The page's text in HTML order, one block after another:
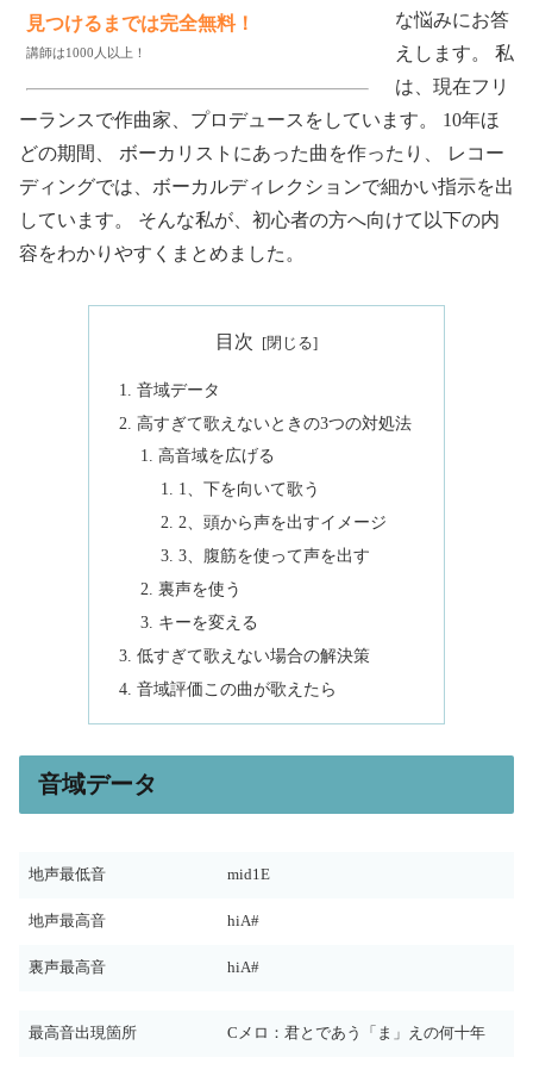
見つけるまでは完全無料！
講師は1000人以上！
な悩みにお答
えします。 私
は、現在フリ
ーランスで作曲家、プロデュースをしています。 10年ほ
どの期間、 ボーカリストにあった曲を作ったり、 レコー
ディングでは、ボーカルディレクションで細かい指示を出
しています。 そんな私が、初心者の方へ向けて以下の内
容をわかりやすくまとめました。
目次
音域データ
高すぎて歌えないときの3つの対処法
高音域を広げる
1、下を向いて歌う
2、頭から声を出すイメージ
3、腹筋を使って声を出す
裏声を使う
キーを変える
低すぎて歌えない場合の解決策
音域評価この曲が歌えたら
音域データ
地声最低音 mid1E
地声最高音 hiA#
裏声最高音 hiA#
最高音出現箇所 Cメロ：君とであう「ま」えの何十年